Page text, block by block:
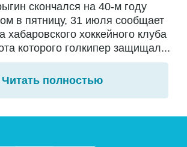
скончался на 40-м году
в пятницу, 31 июля сообщает
хабаровского хоккейного клуба
которого голкипер защищал...
Читать полностью